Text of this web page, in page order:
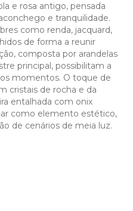
e rosa antigo, pensada
e tranquilidade.
como renda, jacquard,
de forma a reunir
composta por arandelas
principal, possibilitam a
momentos. O toque de
cristais de rocha e da
entalhada com onix
como elemento estético,
de cenários de meia luz.